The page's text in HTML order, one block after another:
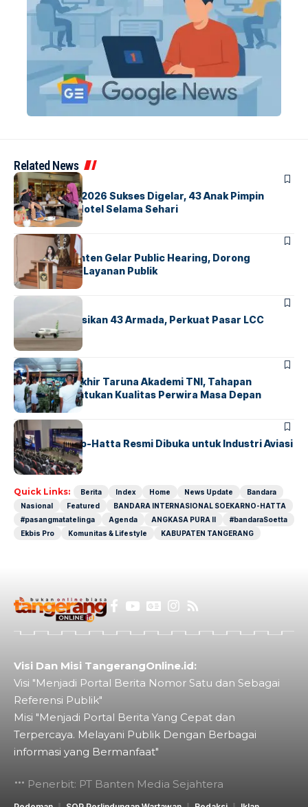
Related News
BERITAINDEX
GM For A Day 2026 Sukses Digelar, 43 Anak Pimpin
Operasional Hotel Selama Sehari
BANDARA BERITA
Karantina Banten Gelar Public Hearing, Dorong
Transparansi Layanan Publik
BANDARA
Citilink Operasikan 43 Armada, Perkuat Pasar LCC
Nasional
BERITA
Sidang Pantukhir Taruna Akademi TNI, Tahapan
Strategis Tentukan Kualitas Perwira Masa Depan
BANDARA BERITA
IALC Soekarno-Hatta Resmi Dibuka untuk Industri Aviasi
Dunia
Quick Links: Berita Index Home News Update
Bandara
Nasional
Featured
BANDARA INTERNASIONAL SOEKARNO-HATTA
#pasangmatatelinga
Agenda ANGKASA PURA II
#bandaraSoetta
Ekbis Pro
Komunitas & Lifestyle KABUPATEN TANGERANG
Visi Dan Misi TangerangOnline.id:
Visi "Menjadi Portal Berita Nomor Satu dan Sebagai
Referensi Publik"
Misi "Menjadi Portal Berita Yang Cepat dan
Terpercaya. Melayani Publik Dengan Berbagai
informasi yang Bermanfaat"
Penerbit: PT Banten Media Sejahtera